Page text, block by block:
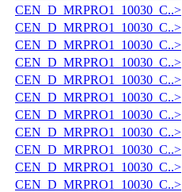
CEN_D_MRPRO1_10030_C..>
CEN_D_MRPRO1_10030_C..>
CEN_D_MRPRO1_10030_C..>
CEN_D_MRPRO1_10030_C..>
CEN_D_MRPRO1_10030_C..>
CEN_D_MRPRO1_10030_C..>
CEN_D_MRPRO1_10030_C..>
CEN_D_MRPRO1_10030_C..>
CEN_D_MRPRO1_10030_C..>
CEN_D_MRPRO1_10030_C..>
CEN_D_MRPRO1_10030_C..>